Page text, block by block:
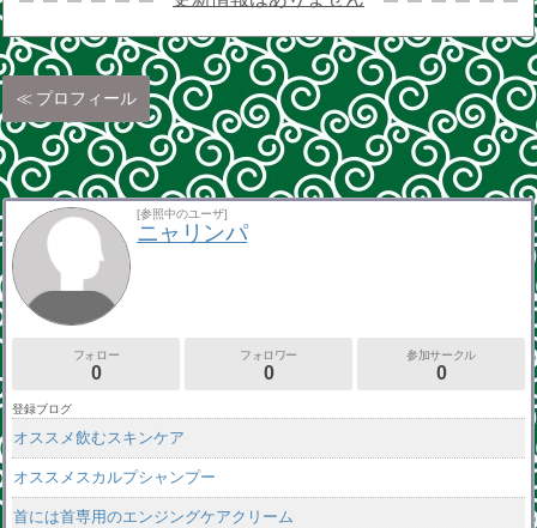
プロフィール
[参照中のユーザ]
ニャリンパ
フォロー
0
フォロワー
0
参加サークル
0
登録ブログ
オススメ飲むスキンケア
オススメスカルプシャンプー
首には首専用のエンジングケアクリーム